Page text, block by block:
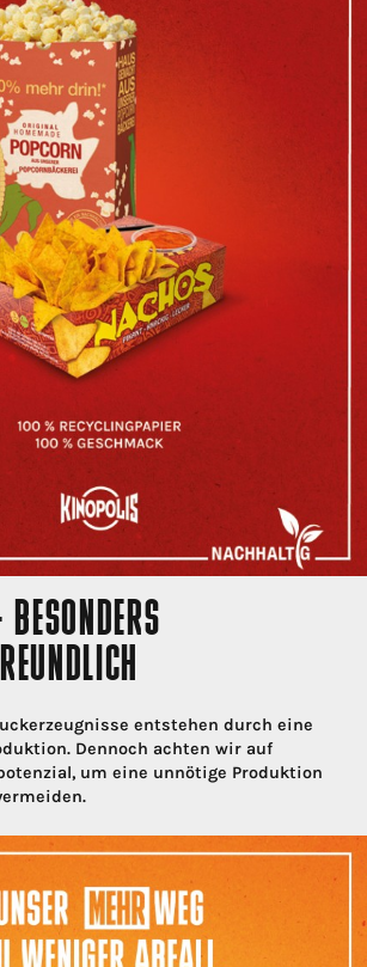
entstehen durch eine
Dennoch achten wir auf
um eine unnötige Produktion